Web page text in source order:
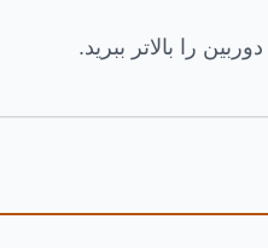
را بالاتر ببرید.